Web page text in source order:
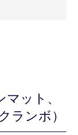
ット、
ランボ）